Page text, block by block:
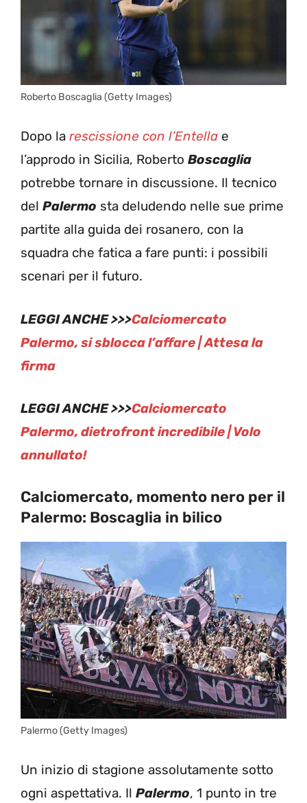
Roberto Boscaglia (Getty Images)
Dopo la rescissione con l’Entella e
l’approdo in Sicilia, Roberto Boscaglia
potrebbe tornare in discussione. Il tecnico
del Palermo sta deludendo nelle sue prime
partite alla guida dei rosanero, con la
squadra che fatica a fare punti: i possibili
scenari per il futuro.
LEGGI ANCHE >>>Calciomercato
Palermo, si sblocca l’affare | Attesa la
firma
LEGGI ANCHE >>>Calciomercato
Palermo, dietrofront incredibile | Volo
annullato!
Calciomercato, momento nero per il
Palermo: Boscaglia in bilico
Palermo (Getty Images)
Un inizio di stagione assolutamente sotto
ogni aspettativa. Il Palermo, 1 punto in tre